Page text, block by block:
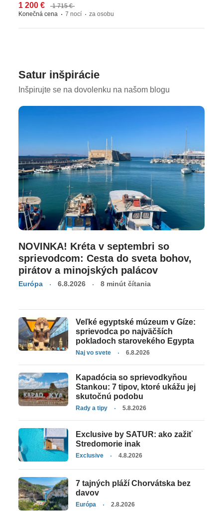
1 200 €
1 715 €
Konečná cena
7 nocí za osobu
Satur inšpirácie
Inšpirujte se na dovolenku na našom blogu
NOVINKA! Kréta v septembri so
sprievodcom: Cesta do sveta bohov,
pirátov a minojských palácov
Európa 6.8.2026 8 minút čítania
Veľké egyptské múzeum v Gíze:
sprievodca po najväčších
pokladoch starovekého Egypta
Naj vo svete 6.8.2026
Kapadócia so sprievodkyňou
Stankou: 7 tipov, ktoré ukážu jej
skutočnú podobu
Rady a tipy 5.8.2026
Exclusive by SATUR: ako zažiť
Stredomorie inak
Exclusive 4.8.2026
7 tajných pláží Chorvátska bez
davov
Európa 2.8.2026